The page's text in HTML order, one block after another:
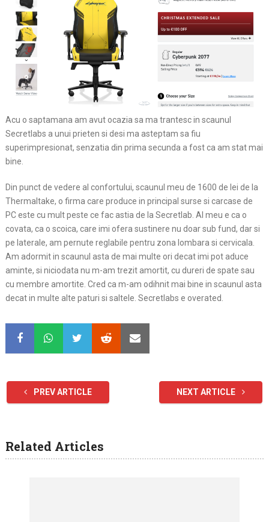
Acu o saptamana am avut ocazia sa ma trantesc in scaunul
Secretlabs a unui prieten si desi ma asteptam sa fiu
superimpresionat, senzatia din prima secunda a fost ca am stat mai
bine.
Din punct de vedere al confortului, scaunul meu de 1600 de lei de la
Thermaltake, o firma care produce in principal surse si carcase de
PC este cu mult peste ce fac astia de la Secretlab. Al meu e ca o
covata, ca o scoica, care imi ofera sustinere nu doar sub fund, dar si
pe laterale, am pernute reglabile pentru zona lombara si cervicala.
Am adormit in scaunul asta de mai multe ori decat imi pot aduce
aminte, si niciodata nu m-am trezit amortit, cu dureri de spate sau
cu membre amortite. Cred ca m-am odihnit mai bine in scaunul asta
decat in multe alte paturi si saltele. Secretlabs e overated.
PREV ARTICLE NEXT ARTICLE
Related Articles